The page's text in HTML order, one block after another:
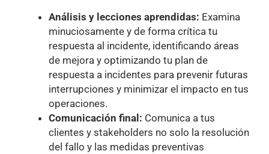
Análisis y lecciones aprendidas: Examina
minuciosamente y de forma crítica tu
respuesta al incidente, identificando áreas
de mejora y optimizando tu plan de
respuesta a incidentes para prevenir futuras
interrupciones y minimizar el impacto en tus
operaciones.
Comunicación final: Comunica a tus
clientes y stakeholders no solo la resolución
del fallo y las medidas preventivas